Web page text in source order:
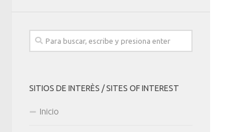
SITIOS DE INTERÈS / SITES OF INTEREST
Inicio